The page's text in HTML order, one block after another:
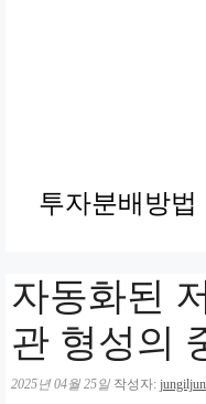
투자분배방법
자동화된
관 형성의
2025년 04월 25일 작성자: jungiljun